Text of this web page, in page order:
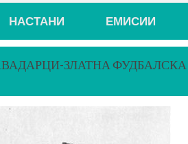
НАСТАНИ ЕМИСИИ
ЗЛАТНА ФУДБАЛСКА